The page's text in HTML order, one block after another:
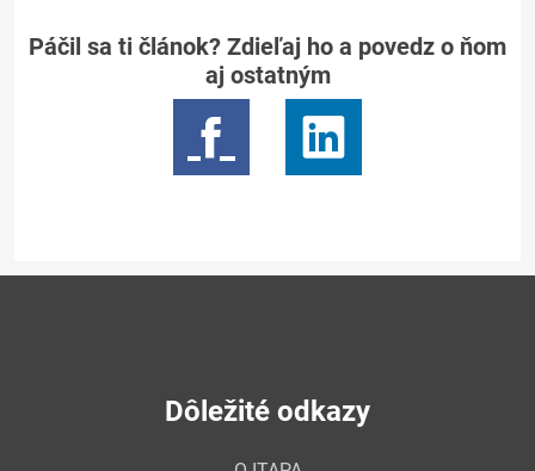
Páčil sa ti článok? Zdieľaj ho a povedz o ňom
aj ostatným
Dôležité odkazy